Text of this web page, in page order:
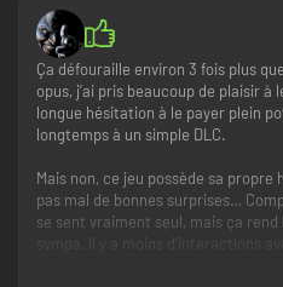
Incarnez des visages familiers lors
Ça défouraille environ 3 fois plus
opus, j’ai pris beaucoup de plaisir à
longue hésitation à le payer plein
longtemps à un simple DLC.
Mais non, ce jeu possède sa propre
pas mal de bonnes surprises…
se sent vraiment seul, mais ça rend
sympa, il y a moins d’interactions